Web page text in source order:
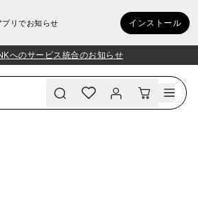
リでお知らせ インストール
へのサービス統合のお知らせ